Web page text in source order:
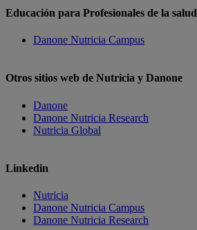
Educación para Profesionales de la salud
Danone Nutricia Campus
Otros sitios web de Nutricia y Danone
Danone
Danone Nutricia Research
Nutricia Global
Linkedin
Nutricia
Danone Nutricia Campus
Danone Nutricia Research